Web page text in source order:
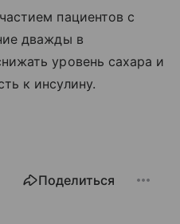
пациентов с
дважды в
уровень сахара и
к инсулину.
Поделиться